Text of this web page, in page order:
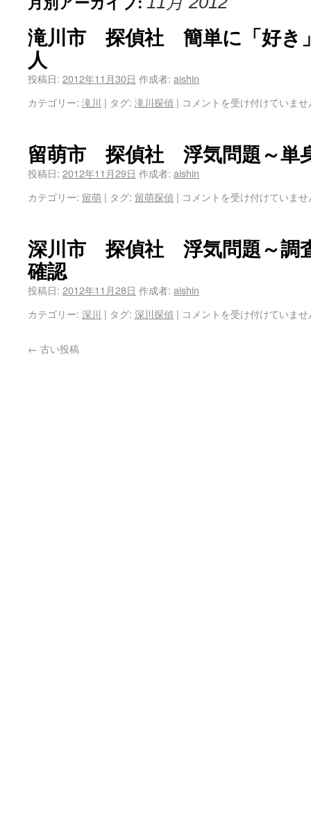
滝川市 探偵社 簡単に「好き
人
投稿日: 2012年11月30日 作成者: aishin
カテゴリー: 滝川 | タグ: 滝川探偵 | コメントを受け付けていませ
留萌市 探偵社 浮気問題～単
投稿日: 2012年11月29日 作成者: aishin
カテゴリー: 留萌 | タグ: 留萌探偵 | コメントを受け付けていませ
深川市 探偵社 浮気問題～調
確認
投稿日: 2012年11月28日 作成者: aishin
カテゴリー: 深川 | タグ: 深川探偵 | コメントを受け付けていませ
← 古い投稿